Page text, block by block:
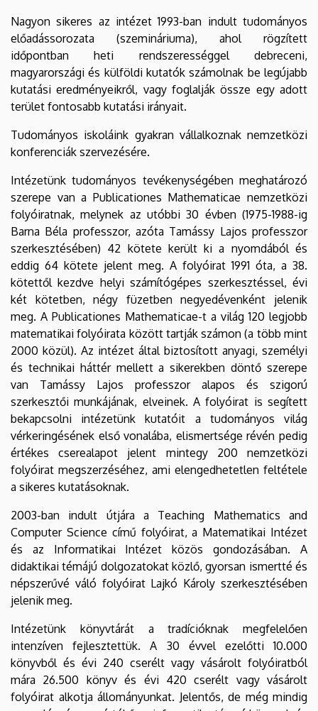
Nagyon sikeres az intézet 1993-ban indult tudományos
előadássorozata (szemináriuma), ahol rögzített
időpontban heti rendszerességgel debreceni,
magyarországi és külföldi kutatók számolnak be legújabb
kutatási eredményeikről, vagy foglalják össze egy adott
terület fontosabb kutatási irányait.
Tudományos iskoláink gyakran vállalkoznak nemzetközi
konferenciák szervezésére.
Intézetünk tudományos tevékenységében meghatározó
szerepe van a Publicationes Mathematicae nemzetközi
folyóiratnak, melynek az utóbbi 30 évben (1975-1988-ig
Barna Béla professzor, azóta Tamássy Lajos professzor
szerkesztésében) 42 kötete került ki a nyomdából és
eddig 64 kötete jelent meg. A folyóirat 1991 óta, a 38.
kötettől kezdve helyi számítógépes szerkesztéssel, évi
két kötetben, négy füzetben negyedévenként jelenik
meg. A Publicationes Mathematicae-t a világ 120 legjobb
matematikai folyóirata között tartják számon (a több mint
2000 közül). Az intézet által biztosított anyagi, személyi
és technikai háttér mellett a sikerekben döntő szerepe
van Tamássy Lajos professzor alapos és szigorú
szerkesztői munkájának, elveinek. A folyóirat is segített
bekapcsolni intézetünk kutatóit a tudományos világ
vérkeringésének első vonalába, elismertsége révén pedig
értékes cserealapot jelent mintegy 200 nemzetközi
folyóirat megszerzéséhez, ami elengedhetetlen feltétele
a sikeres kutatásoknak.
2003-ban indult útjára a Teaching Mathematics and
Computer Science című folyóirat, a Matematikai Intézet
és az Informatikai Intézet közös gondozásában. A
didaktikai témájú dolgozatokat közlő, gyorsan ismertté és
népszerűvé váló folyóirat Lajkó Károly szerkesztésében
jelenik meg.
Intézetünk könyvtárát a tradícióknak megfelelően
intenzíven fejlesztettük. A 30 évvel ezelőtti 10.000
könyvből és évi 240 cserélt vagy vásárolt folyóiratból
mára 26.500 könyv és évi 420 cserélt vagy vásárolt
folyóirat alkotja állományunkat. Jelentős, de még mindig